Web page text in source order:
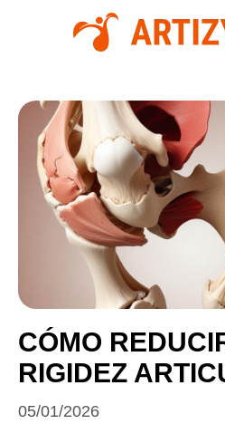
CÓMO
RIGIDEZ
05/01/2026